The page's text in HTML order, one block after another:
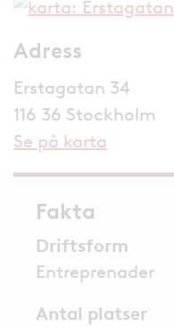
Adress
Erstagatan 34
116 36 Stockholm
Se på karta
Fakta
Driftsform
Entreprenader
Antal platser